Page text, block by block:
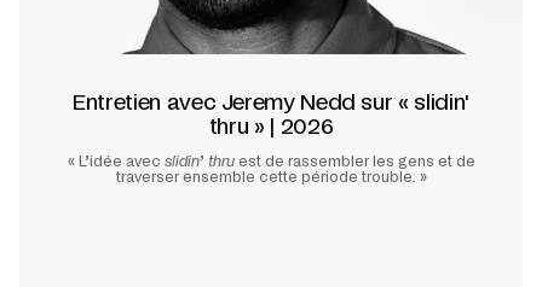
Entretien avec Jeremy Nedd sur « slidin'
thru » | 2026
« L’idée avec slidin’ thru est de rassembler les gens et de
traverser ensemble cette période trouble. »